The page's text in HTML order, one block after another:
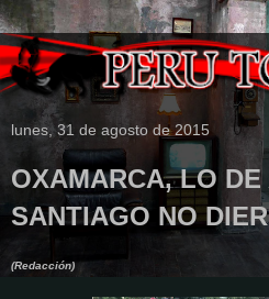
lunes, 31 de agosto de 2015
OXAMARCA, LO
SANTIAGO NO
(Redacción)